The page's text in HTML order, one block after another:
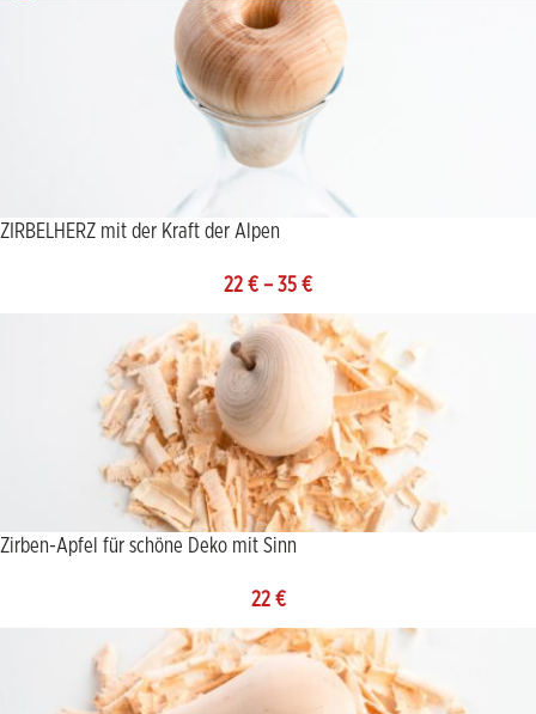
ZIRBELHERZ mit der Kraft der Alpen
22 € – 35 €
Zirben-Apfel für schöne Deko mit Sinn
22 €